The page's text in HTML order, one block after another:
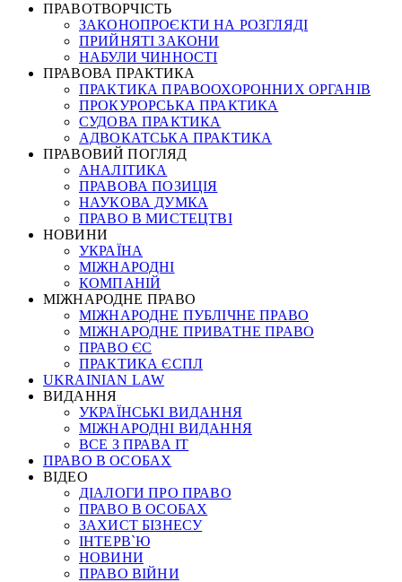
ПРАВОТВОРЧІСТЬ
ЗАКОНОПРОЄКТИ НА РОЗГЛЯДІ
ПРИЙНЯТІ ЗАКОНИ
НАБУЛИ ЧИННОСТІ
ПРАВОВА ПРАКТИКА
ПРАКТИКА ПРАВООХОРОННИХ ОРГАНІВ
ПРОКУРОРСЬКА ПРАКТИКА
СУДОВА ПРАКТИКА
АДВОКАТСЬКА ПРАКТИКА
ПРАВОВИЙ ПОГЛЯД
АНАЛІТИКА
ПРАВОВА ПОЗИЦІЯ
НАУКОВА ДУМКА
ПРАВО В МИСТЕЦТВІ
НОВИНИ
УКРАЇНА
МІЖНАРОДНІ
КОМПАНІЙ
МІЖНАРОДНЕ ПРАВО
МІЖНАРОДНЕ ПУБЛІЧНЕ ПРАВО
МІЖНАРОДНЕ ПРИВАТНЕ ПРАВО
ПРАВО ЄС
ПРАКТИКА ЄСПЛ
UKRAINIAN LAW
ВИДАННЯ
УКРАЇНСЬКІ ВИДАННЯ
МІЖНАРОДНІ ВИДАННЯ
ВСЕ З ПРАВА ІТ
ПРАВО В ОСОБАХ
ВІДЕО
ДІАЛОГИ ПРО ПРАВО
ПРАВО В ОСОБАХ
ЗАХИСТ БІЗНЕСУ
ІНТЕРВ`Ю
НОВИНИ
ПРАВО ВІЙНИ